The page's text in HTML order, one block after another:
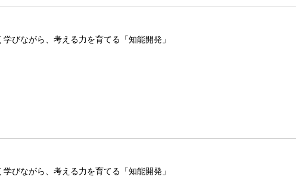
びながら、考える力を育てる「知能開発」
びながら、考える力を育てる「知能開発」